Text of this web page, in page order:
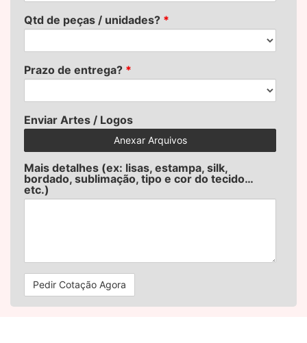
Qtd de peças / unidades? *
Prazo de entrega? *
Enviar Artes / Logos
Anexar Arquivos
Mais detalhes (ex: lisas, estampa, silk,
bordado, sublimação, tipo e cor do tecido…
etc.)